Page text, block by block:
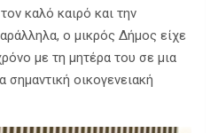
καλό καιρό και την
ο μικρός Δήμος είχε
με τη μητέρα του σε μια
σημαντική οικογενειακή